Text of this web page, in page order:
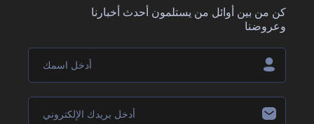
كن من بين أوائل من يستلمون أحدث أخبارنا
وعروضنا